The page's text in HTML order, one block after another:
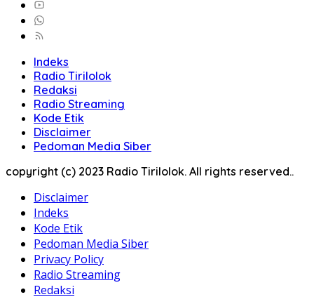
Indeks
Radio Tirilolok
Redaksi
Radio Streaming
Kode Etik
Disclaimer
Pedoman Media Siber
copyright (c) 2023 Radio Tirilolok. All rights reserved..
Disclaimer
Indeks
Kode Etik
Pedoman Media Siber
Privacy Policy
Radio Streaming
Redaksi